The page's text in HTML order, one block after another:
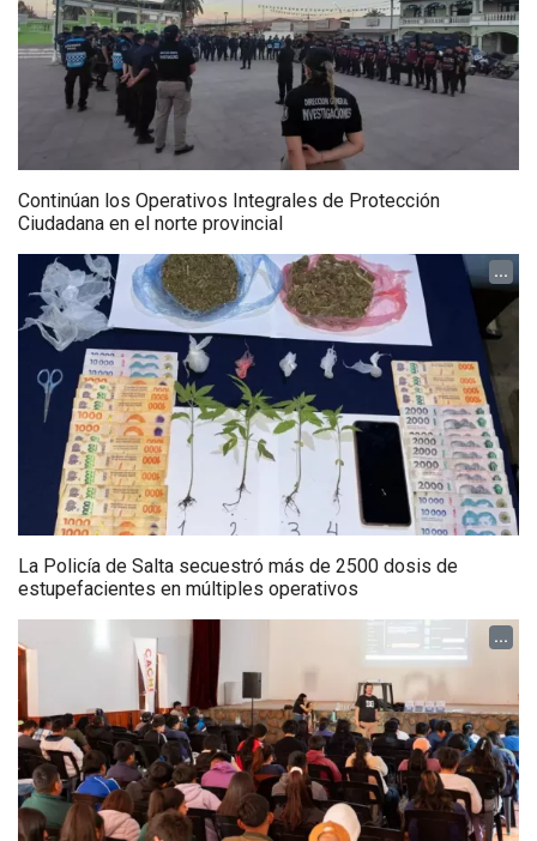
Continúan los Operativos Integrales de Protección
Ciudadana en el norte provincial
...
La Policía de Salta secuestró más de 2500 dosis de
estupefacientes en múltiples operativos
...